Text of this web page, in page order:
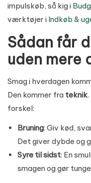
impulskøb, så kig i
værktøjer i Indkøb &
Sådan får
uden mere
Smag i hverdagen
Den kommer fra teknik
forskel:
Bruning: Giv kød,
Det giver dybde og
Syre til sidst: En
smagen og gør